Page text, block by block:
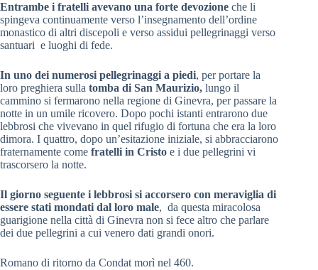
Entrambe i fratelli avevano una forte devozione che li
spingeva continuamente verso l’insegnamento dell’ordine
monastico di altri discepoli e verso assidui pellegrinaggi verso
santuari e luoghi di fede.
In uno dei numerosi pellegrinaggi a piedi, per portare la
loro preghiera sulla tomba di San Maurizio, lungo il
cammino si fermarono nella regione di Ginevra, per passare la
notte in un umile ricovero. Dopo pochi istanti entrarono due
lebbrosi che vivevano in quel rifugio di fortuna che era la loro
dimora. I quattro, dopo un’esitazione iniziale, si abbracciarono
fraternamente come fratelli in Cristo e i due pellegrini vi
trascorsero la notte.
Il giorno seguente i lebbrosi si accorsero con meraviglia di
essere stati mondati dal loro male, da questa miracolosa
guarigione nella città di Ginevra non si fece altro che parlare
dei due pellegrini a cui venero dati grandi onori.
Romano di ritorno da Condat morì nel 460.